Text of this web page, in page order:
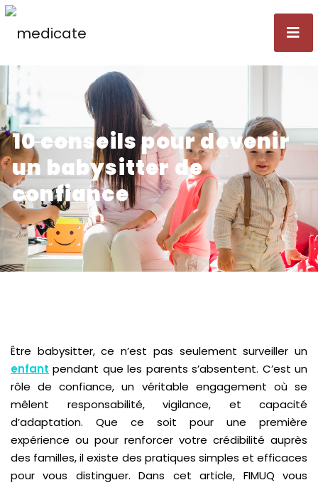
10 conseils pour devenir
un babysitter de
confiance
Être babysitter, ce n’est pas seulement surveiller un
enfant pendant que les parents s’absentent. C’est un
rôle de confiance, un véritable engagement où se
mêlent responsabilité, vigilance, et capacité
d’adaptation. Que ce soit pour une première
expérience ou pour renforcer votre crédibilité auprès
des familles, il existe des pratiques simples et efficaces
pour vous distinguer. Dans cet article, FIMUQ vous